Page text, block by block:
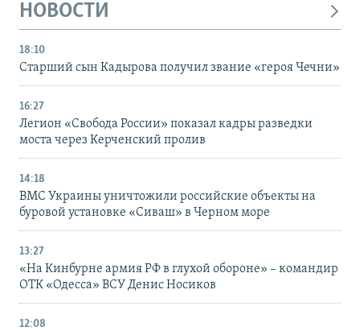
НОВОСТИ
18:10
Старший сын Кадырова получил звание «героя Чечни»
16:27
Легион «Свобода России» показал кадры разведки
моста через Керченский пролив
14:18
ВМС Украины уничтожили российские объекты на
буровой установке «Сиваш» в Черном море
13:27
«На Кинбурне армия РФ в глухой обороне» – командир
ОТК «Одесса» ВСУ Денис Носиков
12:08